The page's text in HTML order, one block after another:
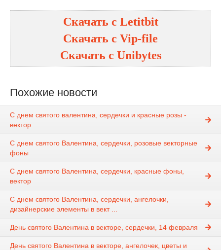
Скачать с Letitbit
Скачать с Vip-file
Скачать с Unibytes
Похожие новости
С днем святого валентина, сердечки и красные розы -
вектор
С днем святого Валентина, сердечки, розовые векторные
фоны
С днем святого Валентина, сердечки, красные фоны,
вектор
С днем святого Валентина, сердечки, ангелочки,
дизайнерские элементы в вект ...
День святого Валентина в векторе, сердечки, 14 февраля
День святого Валентина в векторе, ангелочек, цветы и